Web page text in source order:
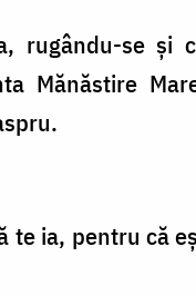
rugându-se şi
Mănăstire
te ia, pentru că